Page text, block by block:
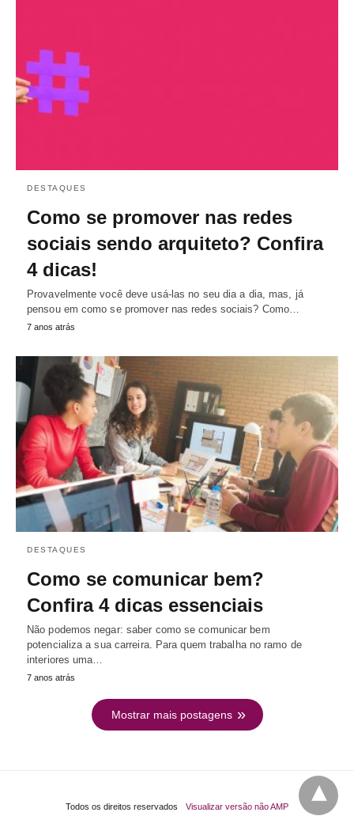
DESTAQUES
Como se promover nas redes
sociais sendo arquiteto? Confira
4 dicas!
Provavelmente você deve usá-las no seu dia a dia, mas, já
pensou em como se promover nas redes sociais? Como…
7 anos atrás
DESTAQUES
Como se comunicar bem?
Confira 4 dicas essenciais
Não podemos negar: saber como se comunicar bem
potencializa a sua carreira. Para quem trabalha no ramo de
interiores uma…
7 anos atrás
Mostrar mais postagens
Todos os direitos reservados Visualizar versão não AMP